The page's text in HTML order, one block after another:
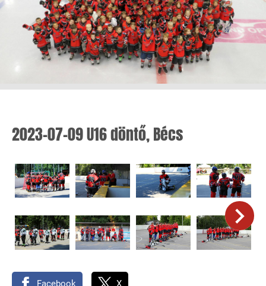
2023-07-09 U16 döntő, Bécs
Facebook X